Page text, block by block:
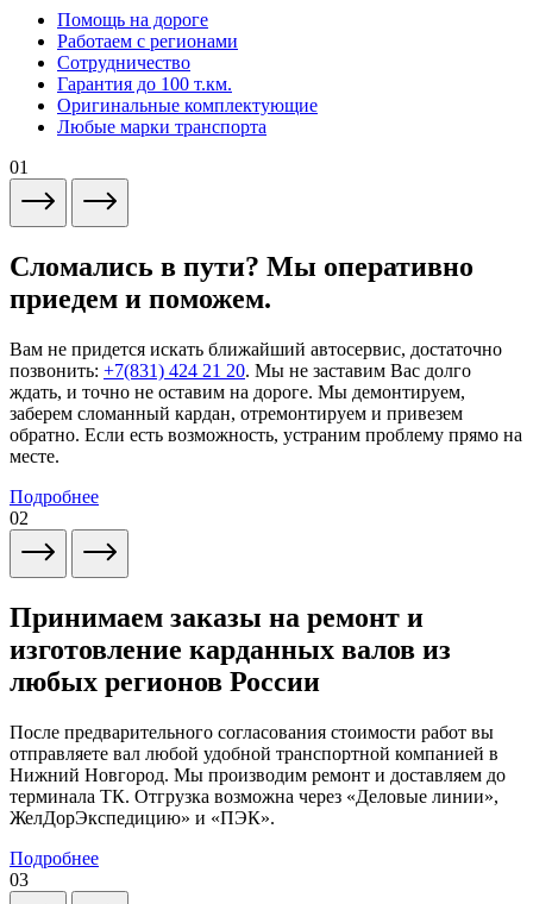
Помощь на дороге
Работаем с регионами
Сотрудничество
Гарантия до 100 т.км.
Оригинальные комплектующие
Любые марки транспорта
01
Сломались в пути? Мы оперативно
приедем и поможем.
Вам не придется искать ближайший автосервис, достаточно
позвонить: +7(831) 424 21 20. Мы не заставим Вас долго
ждать, и точно не оставим на дороге. Мы демонтируем,
заберем сломанный кардан, отремонтируем и привезем
обратно. Если есть возможность, устраним проблему прямо на
месте.
Подробнее
02
Принимаем заказы на ремонт и
изготовление карданных валов из
любых регионов России
После предварительного согласования стоимости работ вы
отправляете вал любой удобной транспортной компанией в
Нижний Новгород. Мы производим ремонт и доставляем до
терминала ТК. Отгрузка возможна через «Деловые линии»,
ЖелДорЭкспедицию» и «ПЭК».
Подробнее
03